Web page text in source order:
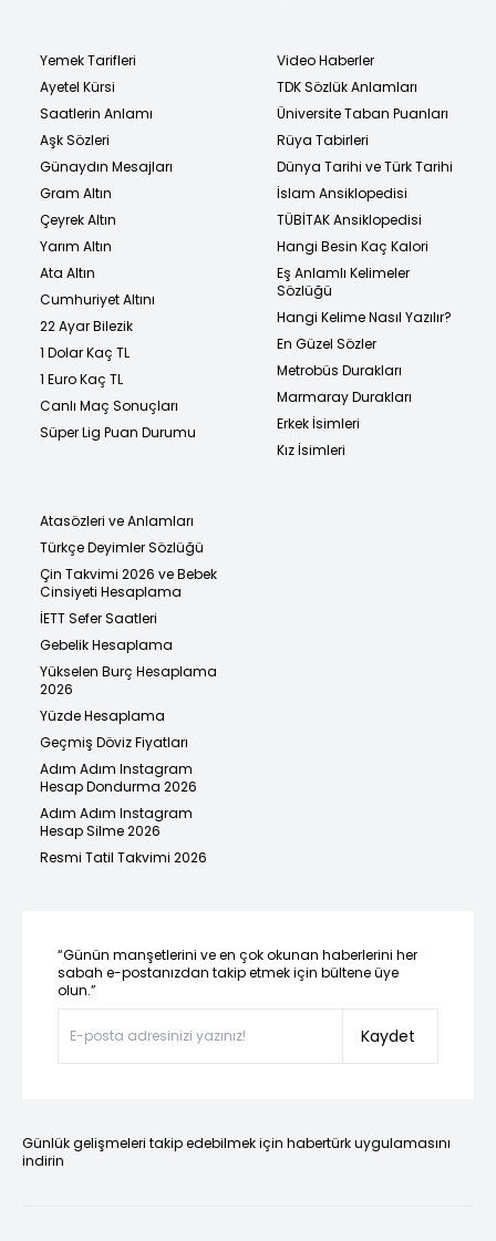
Yemek Tarifleri
Ayetel Kürsi
Saatlerin Anlamı
Aşk Sözleri
Günaydın Mesajları
Gram Altın
Çeyrek Altın
Yarım Altın
Ata Altın
Cumhuriyet Altını
22 Ayar Bilezik
1 Dolar Kaç TL
1 Euro Kaç TL
Canlı Maç Sonuçları
Süper Lig Puan Durumu
Video Haberler
TDK Sözlük Anlamları
Üniversite Taban Puanları
Rüya Tabirleri
Dünya Tarihi ve Türk Tarihi
İslam Ansiklopedisi
TÜBİTAK Ansiklopedisi
Hangi Besin Kaç Kalori
Eş Anlamlı Kelimeler
Sözlüğü
Hangi Kelime Nasıl Yazılır?
En Güzel Sözler
Metrobüs Durakları
Marmaray Durakları
Erkek İsimleri
Kız İsimleri
Atasözleri ve Anlamları
Türkçe Deyimler Sözlüğü
Çin Takvimi 2026 ve Bebek
Cinsiyeti Hesaplama
İETT Sefer Saatleri
Gebelik Hesaplama
Yükselen Burç Hesaplama
2026
Yüzde Hesaplama
Geçmiş Döviz Fiyatları
Adım Adım Instagram
Hesap Dondurma 2026
Adım Adım Instagram
Hesap Silme 2026
Resmi Tatil Takvimi 2026
“Günün manşetlerini ve en çok okunan haberlerini her
sabah e-postanızdan takip etmek için bültene üye
olun.”
Kaydet
Günlük gelişmeleri takip edebilmek için habertürk uygulamasını
indirin